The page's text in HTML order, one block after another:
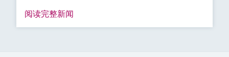
阅读完整新闻